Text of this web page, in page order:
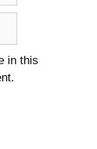
in this